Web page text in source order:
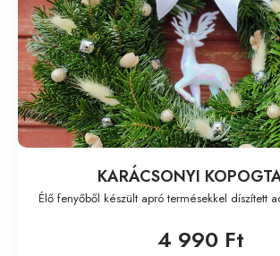
KARÁCSONYI
Élő fenyőből készült apró termésekkel díszített
4 990 Ft